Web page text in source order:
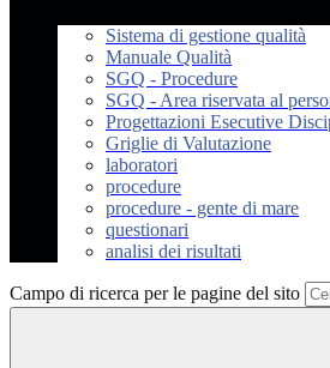
Sistema di gestione qualità
Manuale Qualità
SGQ - Procedure
SGQ - Area riservata al
Progettazioni Esecutive
Griglie di Valutazione
laboratori
procedure
procedure - gente di mare
questionari
analisi dei risultati
Campo di ricerca per le pagine del sito